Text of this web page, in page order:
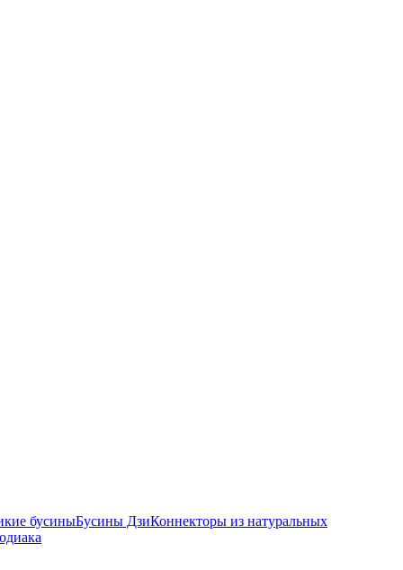
бусиныБусины ДзиКоннекторы из натуральных